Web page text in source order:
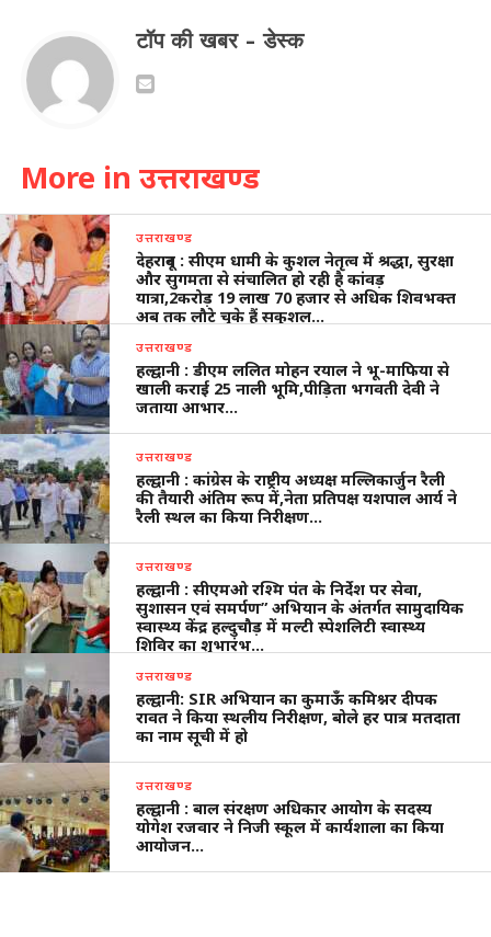
टॉप की खबर - डेस्क
More in उत्तराखण्ड
उत्तराखण्ड
देहरादून : सीएम धामी के कुशल नेतृत्व में श्रद्धा, सुरक्षा
और सुगमता से संचालित हो रही है कांवड़
यात्रा,2करोड़ 19 लाख 70 हजार से अधिक शिवभक्त
अब तक लौटे चुके हैं सकुशल…
उत्तराखण्ड
हल्द्वानी : डीएम ललित मोहन रयाल ने भू-माफिया से
खाली कराई 25 नाली भूमि,पीड़िता भगवती देवी ने
जताया आभार…
उत्तराखण्ड
हल्द्वानी : कांग्रेस के राष्ट्रीय अध्यक्ष मल्लिकार्जुन रैली
की तैयारी अंतिम रूप में,नेता प्रतिपक्ष यशपाल आर्य ने
रैली स्थल का किया निरीक्षण…
उत्तराखण्ड
हल्द्वानी : सीएमओ रश्मि पंत के निर्देश पर सेवा,
सुशासन एवं समर्पण” अभियान के अंतर्गत सामुदायिक
स्वास्थ्य केंद्र हल्दुचौड़ में मल्टी स्पेशलिटी स्वास्थ्य
शिविर का शुभारंभ…
उत्तराखण्ड
हल्द्वानी: SIR अभियान का कुमाऊँ कमिश्नर दीपक
रावत ने किया स्थलीय निरीक्षण, बोले हर पात्र मतदाता
का नाम सूची में हो
उत्तराखण्ड
हल्द्वानी : बाल संरक्षण अधिकार आयोग के सदस्य
योगेश रजवार ने निजी स्कूल में कार्यशाला का किया
आयोजन…